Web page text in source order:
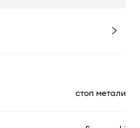
стоп метали